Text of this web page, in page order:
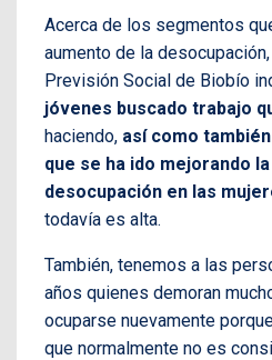
Acerca de los segmentos
aumento de la
Previsión Social de Biobío
jóvenes buscado trabajo
haciendo, así como
que se ha ido mejorando
desocupación en las
todavía es alta.
También, tenemos a las
años quienes demoran
ocuparse nuevamente
que normalmente no es